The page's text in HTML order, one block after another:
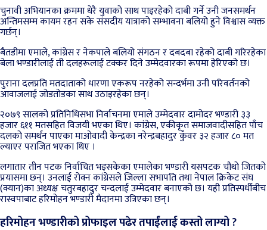
चुनावी अभियानका क्रममा धेरै युवाको साथ पाइरहेको दाबी गर्ने उनी जनसमर्थन
अन्तिमसम्म कायम रहन सके संसदीय यात्राको सम्भावना बलियो हुने विश्वास व्यक्त
गर्छन्।
बैतडीमा एमाले, कांग्रेस र नेकपाले बलियो संगठन र दबदबा रहेको दाबी गरिरहेका
बेला भण्डारीलाई ती दलहरूलाई टक्कर दिने उम्मेदवारका रूपमा हेरिएको छ।
पुराना दलप्रति मतदाताको धारणा एकरूप नरहेको सन्दर्भमा उनी परिवर्तनको
आवाजलाई जोडतोडका साथ उठाइरहेका छन्।
२०७९ सालको प्रतिनिधिसभा निर्वाचनमा एमाले उम्मेदवार दामोदर भण्डारी ३३
हजार ६११ मतसहित विजयी भएका थिए। कांग्रेस, एकीकृत समाजवादीसहित पाँच
दलको समर्थन पाएका माओवादी केन्द्रका नरेन्द्रबहादुर कुँवर ३२ हजार ८० मत
ल्याएर पराजित भएका थिए ।
लगातार तीन पटक निर्वाचित भइसकेका एमालेका भण्डारी यसपटक चौथो जितको
प्रयासमा छन्। उनलाई रोक्न कांग्रेसले जिल्ला सभापति तथा नेपाल क्रिकेट संघ
(क्यान)का अध्यक्ष चतुरबहादुर चन्दलाई उम्मेदवार बनाएको छ। यही प्रतिस्पर्धीबीच
रास्वपाबाट हरिमोहन भण्डारी मैदानमा उत्रिएका छन्।
हरिमोहन भण्डारीको प्रोफाइल पढेर तपाईंलाई कस्तो लाग्यो ?